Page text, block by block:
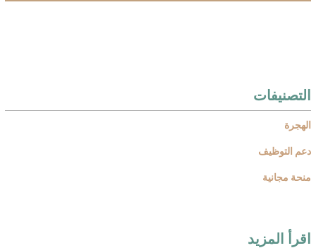
التصنيفات
الهجرة
دعم التوظيف
منحة مجانية
اقرأ المزيد